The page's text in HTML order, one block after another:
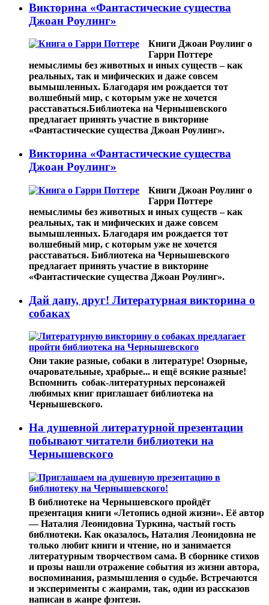
Викторина «Фантастические существа
Джоан Роулинг»
Книги Джоан Роулинг о
Гарри Поттере
немыслимы без животных и иных существ – как
реальных, так и мифических и даже совсем
вымышленных. Благодаря им рождается тот
волшебный мир, с которым уже не хочется
расставаться.Библиотека на Чернышевского
предлагает принять участие в викторине
«Фантастические существа Джоан Роулинг».
Викторина «Фантастические существа
Джоан Роулинг»
Книги Джоан Роулинг о
Гарри Поттере
немыслимы без животных и иных существ – как
реальных, так и мифических и даже совсем
вымышленных. Благодаря им рождается тот
волшебный мир, с которым уже не хочется
расставаться. Библиотека на Чернышевского
предлагает принять участие в викторине
«Фантастические существа Джоан Роулинг».
Дай дапу, друг! Литературная викторина о
собаках
Они такие разные, собаки в литературе! Озорные,
очаровательные, храбрые... и ещё всякие разные!
Вспомнить собак-литературных персонажей
любимых книг приглашает библиотека на
Чернышевского.
На душевной литературной презентации
побывают читатели библиотеки на
Чернышевского
В библиотеке на Чернышевского пройдёт
презентация книги «Летопись одной жизни». Её автор
— Наталия Леонидовна Туркина, частый гость
библиотеки. Как оказалось, Наталия Леонидовна не
только любит книги и чтение, но и занимается
литературным творчеством сама. В сборнике стихов
и прозы нашли отражение события из жизни автора,
воспоминания, размышления о судьбе. Встречаются
и эксперименты с жанрами, так, один из рассказов
написан в жанре фэнтези.